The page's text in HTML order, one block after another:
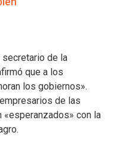
de la
que a los
los gobiernos».
de las
con la